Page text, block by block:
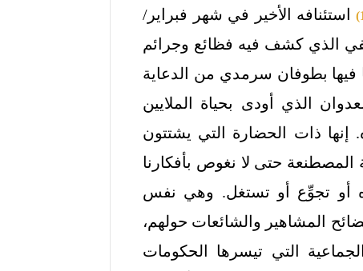
استئنافه الأخير في شهر فبراير/
الذي كشف فيه فظائع وجرائم
فيها بطوفان سرمدي من الدعاية
الذي أودى بحياة الملايين
ذات الحضارة التي يشتتون
المصطنعة حتى لا نغوص بأفكارنا
أو تجوِّع أو تستغل. وهي نفس
المشاهير والشائعات حولهم،
التي تيسرها الحكومات